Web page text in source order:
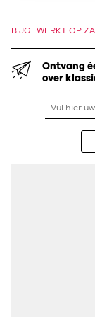
BIJGEWERKT OP
Ontvang
over